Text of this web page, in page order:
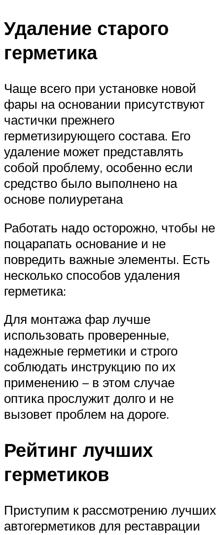
Удаление старого
герметика
Чаще всего при установке новой
фары на основании присутствуют
частички прежнего
герметизирующего состава. Его
удаление может представлять
собой проблему, особенно если
средство было выполнено на
основе полиуретана
Работать надо осторожно, чтобы не
поцарапать основание и не
повредить важные элементы. Есть
несколько способов удаления
герметика:
Для монтажа фар лучше
использовать проверенные,
надежные герметики и строго
соблюдать инструкцию по их
применению – в этом случае
оптика прослужит долго и не
вызовет проблем на дороге.
Рейтинг лучших
герметиков
Приступим к рассмотрению лучших
автогерметиков для реставрации